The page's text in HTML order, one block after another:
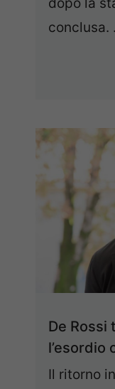
dopo la
conclusa.
De Rossi
l’esordio
Il ritorno